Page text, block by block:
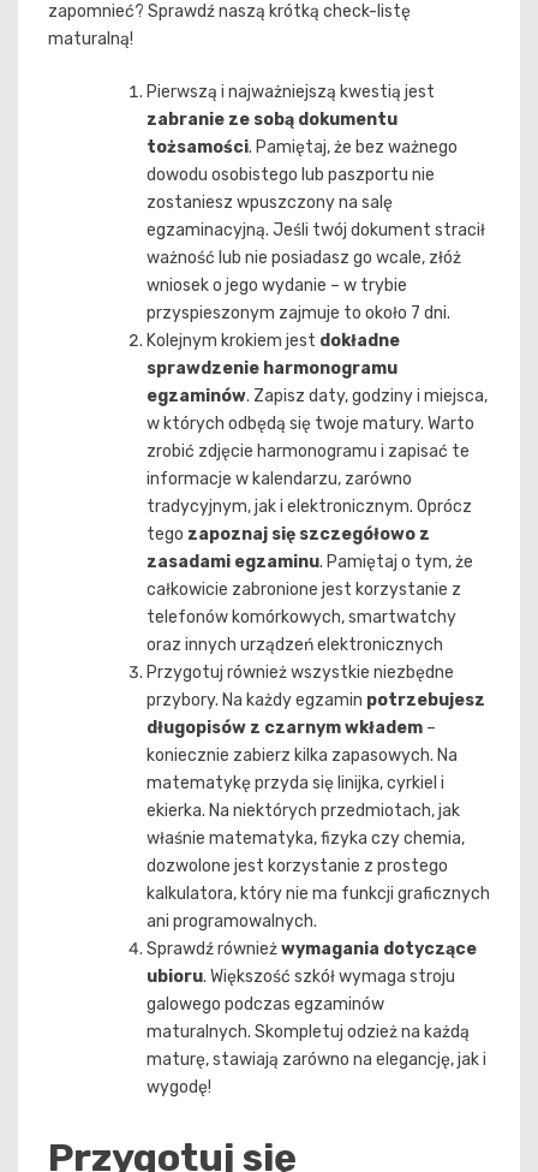
zapomnieć? Sprawdź naszą krótką check-listę
maturalną!
Pierwszą i najważniejszą kwestią jest
zabranie ze sobą dokumentu
tożsamości. Pamiętaj, że bez ważnego
dowodu osobistego lub paszportu nie
zostaniesz wpuszczony na salę
egzaminacyjną. Jeśli twój dokument stracił
ważność lub nie posiadasz go wcale, złóż
wniosek o jego wydanie – w trybie
przyspieszonym zajmuje to około 7 dni.
Kolejnym krokiem jest dokładne
sprawdzenie harmonogramu
egzaminów. Zapisz daty, godziny i miejsca,
w których odbędą się twoje matury. Warto
zrobić zdjęcie harmonogramu i zapisać te
informacje w kalendarzu, zarówno
tradycyjnym, jak i elektronicznym. Oprócz
tego zapoznaj się szczegółowo z
zasadami egzaminu. Pamiętaj o tym, że
całkowicie zabronione jest korzystanie z
telefonów komórkowych, smartwatchy
oraz innych urządzeń elektronicznych
Przygotuj również wszystkie niezbędne
przybory. Na każdy egzamin potrzebujesz
długopisów z czarnym wkładem –
koniecznie zabierz kilka zapasowych. Na
matematykę przyda się linijka, cyrkiel i
ekierka. Na niektórych przedmiotach, jak
właśnie matematyka, fizyka czy chemia,
dozwolone jest korzystanie z prostego
kalkulatora, który nie ma funkcji graficznych
ani programowalnych.
Sprawdź równieżwymagania dotyczące
ubioru. Większość szkół wymaga stroju
galowego podczas egzaminów
maturalnych. Skompletuj odzież na każdą
maturę, stawiają zarówno na elegancję, jak i
wygodę!
Przygotuj się